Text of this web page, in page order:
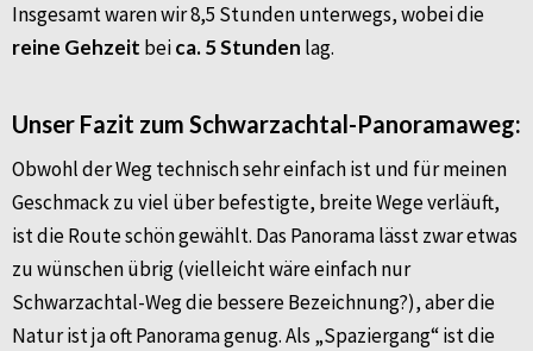
Insgesamt waren wir 8,5 Stunden unterwegs, wobei die
reine Gehzeit beica. 5 Stunden lag.
Unser Fazit zum Schwarzachtal-Panoramaweg:
Obwohl der Weg technisch sehr einfach ist und für meinen
Geschmack zu viel über befestigte, breite Wege verläuft,
ist die Route schön gewählt. Das Panorama lässt zwar etwas
zu wünschen übrig (vielleicht wäre einfach nur
Schwarzachtal-Weg die bessere Bezeichnung?), aber die
Natur ist ja oft Panorama genug. Als „Spaziergang“ ist die